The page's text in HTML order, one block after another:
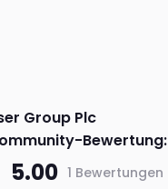
Group Plc
Bewertung:
5.00 1 Bewertungen